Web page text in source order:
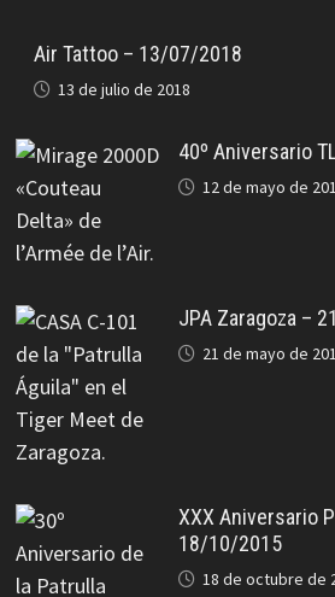
Air Tattoo – 13/07/2018
13 de julio de 2018
40º Aniversario
12 de mayo de
JPA Zaragoza –
21 de mayo de
XXX Aniversario
18/10/2015
18 de octubre de